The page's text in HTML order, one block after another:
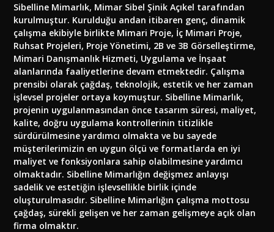
Sibelline Mimarlık, Mimar Sibel Şinik Açıkel tarafından
kurulmuştur. Kurulduğu andan itibaren genç, dinamik
çalışma ekibiyle birlikte Mimari Proje, İç Mimari Proje,
Ruhsat Projeleri, Proje Yönetimi, 2B ve 3B Görselleştirme,
Mimari Danışmanlık Hizmeti, Uygulama ve İnşaat
alanlarında faaliyetlerine devam etmektedir. Çalışma
prensibi olarak çağdaş, teknolojik, estetik ve her zaman
işlevsel projeler ortaya koymuştur. Sibelline Mimarlık,
projenin uygulanmasından önce tasarım süresi, maliyet,
kalite, doğru uygulama kontrollerinin titizlikle
sürdürülmesine yardımcı olmakta ve bu sayede
müşterilerimizin en uygun ölçü ve formatlarda en iyi
maliyet ve fonksiyonlara sahip olabilmesine yardımcı
olmaktadır. Sibelline Mimarlığın değişmez anlayışı
sadelik ve estetiğin işlevsellikle birlik içinde
oluşturulmasıdır. Sibelline Mimarlığın çalışma mottosu
çağdaş, sürekli gelişen ve her zaman gelişmeye açık olan
firma olmaktır.